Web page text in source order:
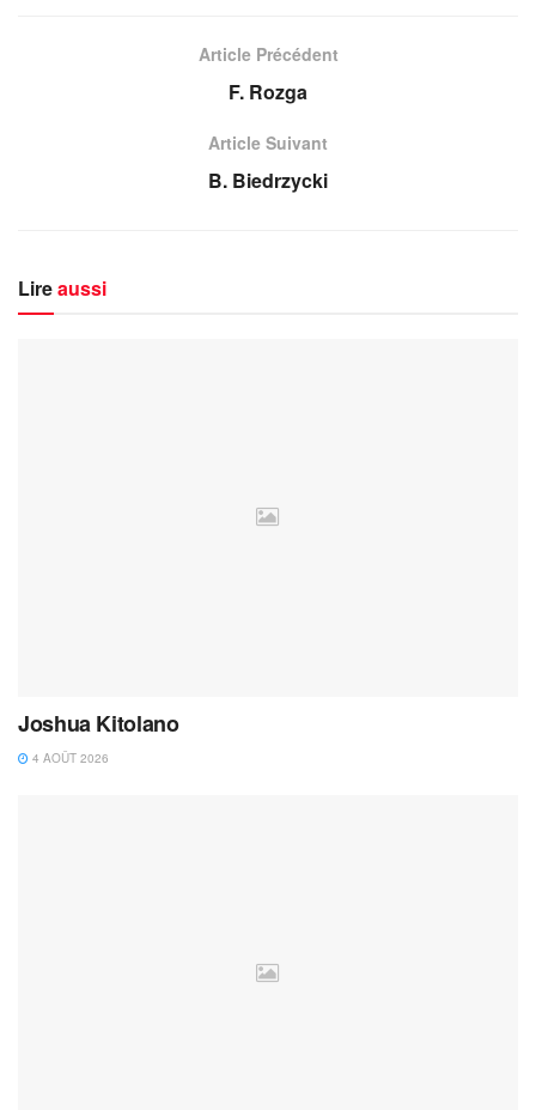
Article Précédent
F. Rozga
Article Suivant
B. Biedrzycki
Lireaussi
Joshua Kitolano
4 AOÛT 2026